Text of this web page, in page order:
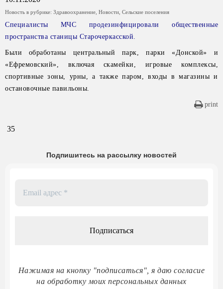
Новость в рубрике: Здравоохранение Новости Сельские поселения
Специалисты МЧС продезинфицировали общественные
пространства станицы Старочеркасской.
Были обработаны центральный парк, парки «Донской» и
«Ефремовский», включая скамейки, игровые комплексы,
спортивные зоны, урны, а также паром, входы в магазины и
остановочные павильоны.
print
35
Подпишитесь на рассылку новостей
Нажимая на кнопку "подписаться", я даю согласие
на обработку моих персональных данных